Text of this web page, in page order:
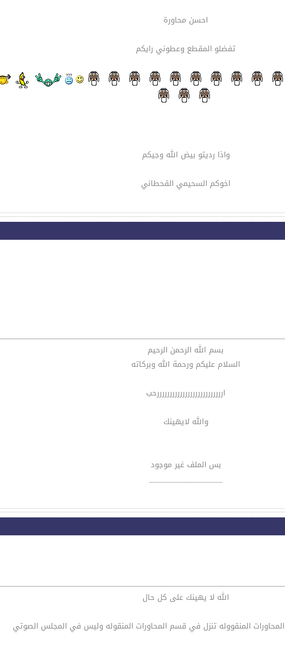
احسن محاورة
تفضلو المقطع وعطوني رايكم
واذا رديتو بيض الله وجيكم
اخوكم السحيمي القحطاني
بسم الله الرحمن الرحيم
السلام عليكم ورحمة الله وبركاته
اررررررررررررررررررررررررررحب
والله لايهينك
بس الملف غير موجود
__________________
الله لا يهينك على كل حال
المنقووله تنزل في قسم المحاورات المنقوله وليس في المجلس الصوتي